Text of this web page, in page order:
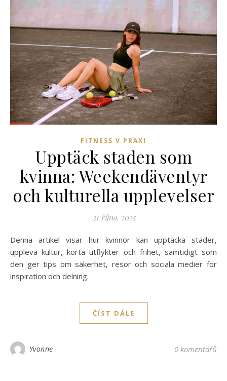
FITNESS V PRAXI
Upptäck staden som
kvinna: Weekendäventyr
och kulturella upplevelser
31 října, 2025
Denna artikel visar hur kvinnor kan upptäcka städer,
uppleva kultur, korta utflykter och frihet, samtidigt som
den ger tips om säkerhet, resor och sociala medier för
inspiration och delning.
ČÍST DÁLE
Yvonne 0 komentářů